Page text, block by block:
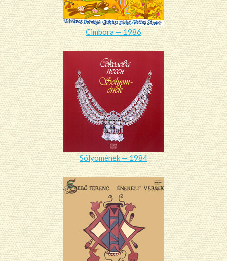
Cimbora — 1986
Sólyomének — 1984